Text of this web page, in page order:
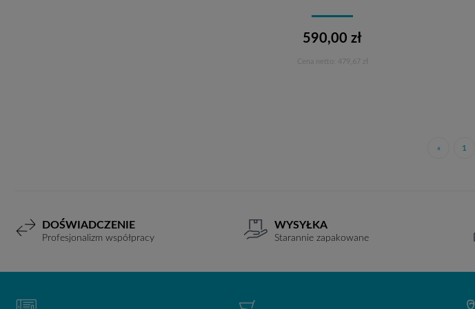
590,00 zł
479,67 zł
« 1
DOŚWIADCZENIE
Profesjonalizm współpracy
WYSYŁKA
Starannie zapakowane